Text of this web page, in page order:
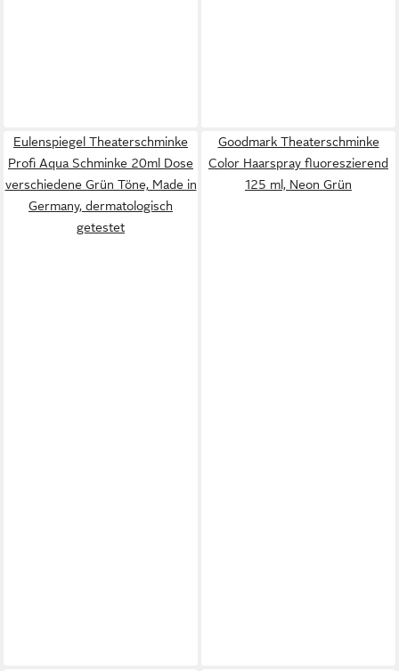
Eulenspiegel Theaterschminke
Profi Aqua Schminke 20ml Dose
verschiedene Grün Töne, Made in
Germany, dermatologisch
getestet
Goodmark Theaterschminke
Color Haarspray fluoreszierend
125 ml, Neon Grün